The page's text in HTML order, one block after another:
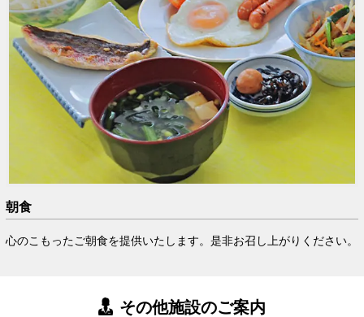
朝食
心のこもったご朝食を提供いたします。是非お召し上がりください。
その他施設のご案内